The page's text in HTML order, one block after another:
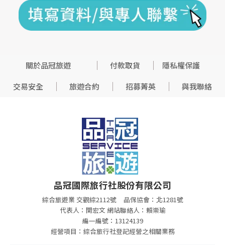
關於品冠旅遊 付款取貨
隱私權保護
交易安全
旅遊合約 招募菁英 與我聯絡
品冠國際旅行社股份有限公司
綜合旅遊業 交觀綜2112號
品保協會：北1281號
代表人：関宏文 網站聯絡人：賴崇瑜
編一編號：13124139
經營項目：綜合旅行社登記經營之相關業務